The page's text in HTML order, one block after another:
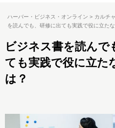
ハーバー・ビジネス・オンライン カルチ
を読んでも、研修に出ても実践で役に立た
ビジネス書を読んで
ても実践で役に立た
は？